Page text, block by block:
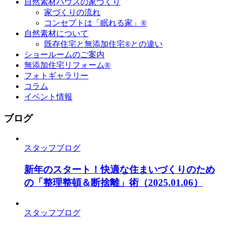
自然素材ハウスの家づくり
家づくりの流れ
コンセプトは「眠れる家」®
自然素材について
既存住宅と無添加住宅®との違い
ショールームのご案内
無添加住宅リフォーム®
フォトギャラリー
コラム
イベント情報
ブログ
スタッフブログ
新年のスタート！快適な住まいづくりのため
の「整理整頓＆断捨離」術（2025.01.06）
スタッフブログ